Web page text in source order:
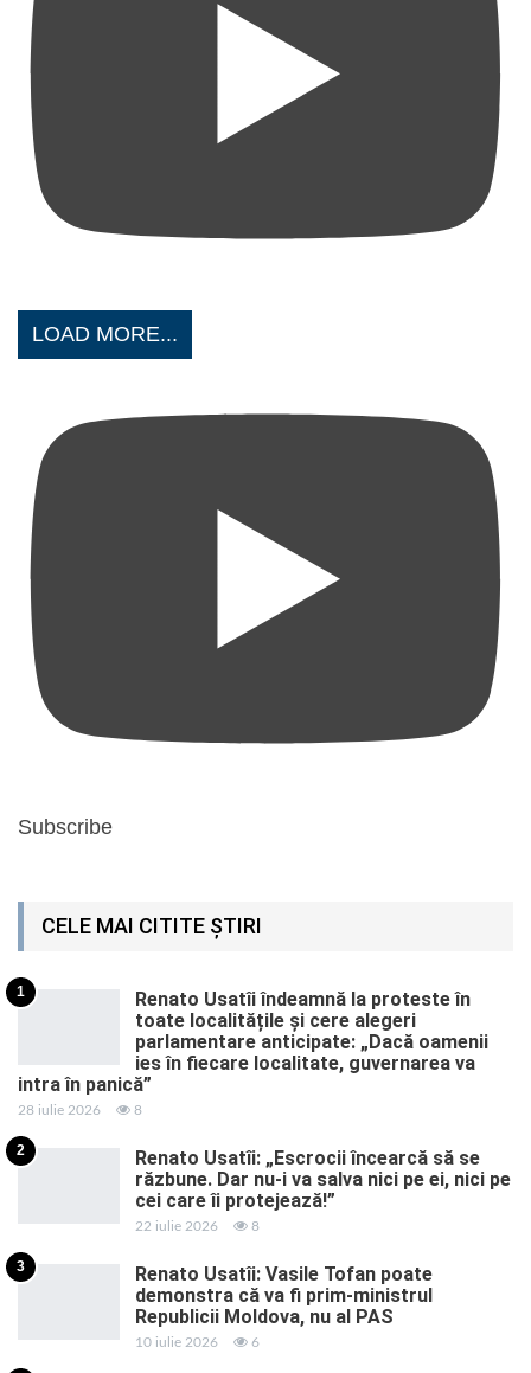
LOAD MORE...
Subscribe
CELE MAI CITITE ȘTIRI
1
Renato Usatîi îndeamnă la proteste în
toate localitățile și cere alegeri
parlamentare anticipate: „Dacă oamenii
ies în fiecare localitate, guvernarea va
intra în panică”
28 iulie 2026 8
2
Renato Usatîi: „Escrocii încearcă să se
răzbune. Dar nu-i va salva nici pe ei, nici pe
cei care îi protejează!”
22 iulie 2026 8
3
Renato Usatîi: Vasile Tofan poate
demonstra că va fi prim-ministrul
Republicii Moldova, nu al PAS
10 iulie 2026 6